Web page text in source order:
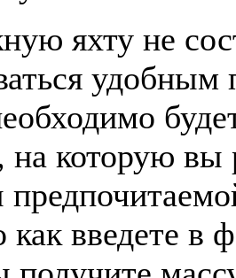
яхту не
на которую вы
как введете в